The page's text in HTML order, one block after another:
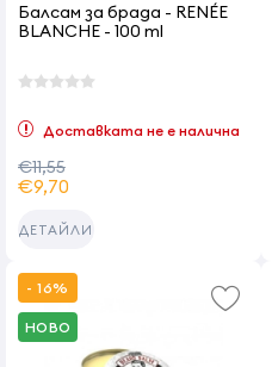
Балсам за брада - RENÉE
BLANCHE - 100 ml
Доставката не е налична
€11,55
€9,70
ДЕТАЙЛИ
- 16%
НОВО